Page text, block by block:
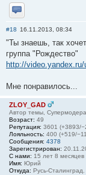
Отправить
#18 16.11.2013, 08:34
"Ты знаешь, так
группа "Рождество"
http://
Мне понравилось...
ZLOY_GAD
Автор темы,
Возраст: 49
Репутация: 3601 (+3893/
Лояльность: 400 (+519/
Сообщения: 4378
Зарегистрирован:
С нами: 15 лет 8 месяцев
Имя: Юрий
Откуда: Русь-Сталинград.